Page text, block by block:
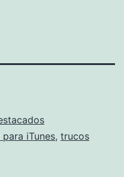
para iTunes, trucos